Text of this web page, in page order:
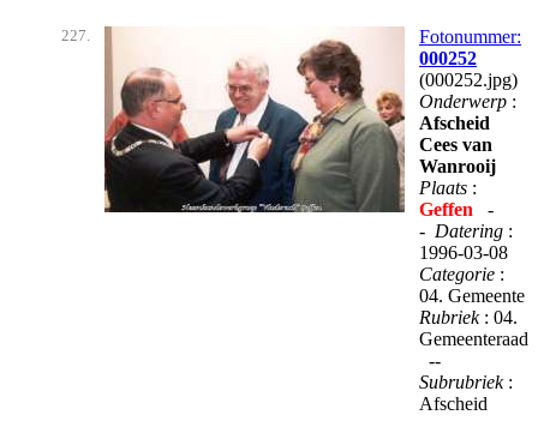
227.
Fotonummer:
000252
(000252.jpg)
Onderwerp :
Afscheid
Cees van
Wanrooij
Plaats :
Geffen -
- Datering :
1996-03-08
Categorie :
04. Gemeente
Rubriek : 04.
Gemeenteraad
--
Subrubriek :
Afscheid